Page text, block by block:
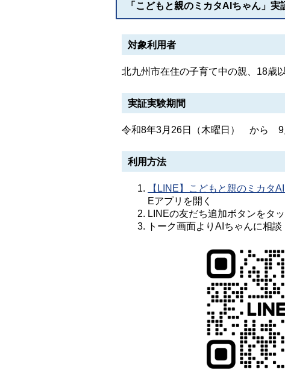
「こどもと親のミカタAIちゃん」実
対象利用者
北九州市在住の子育て中の親、18歳
実証実験期間
令和8年3月26日（木曜日） から 9
利用方法
【LINE】こどもと親のミカタ
Eアプリを開く
LINEの友だち追加ボタンをタ
トーク画面よりAIちゃんに相談